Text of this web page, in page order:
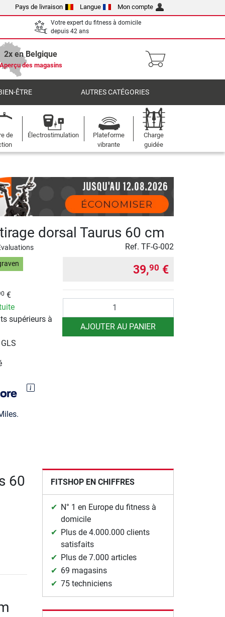
Pays de livraison Langue Mon compte
Votre expert du fitness à domicile
depuis 42 ans
2x en Belgique
des magasins
ÊTRE AUTRES CATÉGORIES
de
Électrostimulation
Plateforme
vibrante
Charge
guidée
dorsal Taurus 60 cm
Ref. TF-G-002
€
supérieurs à
39,90 €
AJOUTER AU PANIER
60 FITSHOP EN CHIFFRES
N° 1 en Europe du fitness à
domicile
Plus de 4.000.000 clients
satisfaits
Plus de 7.000 articles
69 magasins
75 techniciens